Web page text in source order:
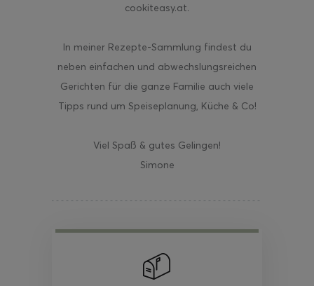
cookiteasy.at.
In meiner Rezepte-Sammlung findest du
neben einfachen und abwechslungsreichen
Gerichten für die ganze Familie auch viele
Tipps rund um Speiseplanung, Küche & Co!
Viel Spaß & gutes Gelingen!
Simone